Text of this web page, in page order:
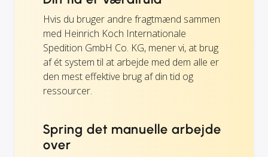
Hvis du bruger andre fragtmænd sammen
med Heinrich Koch Internationale
Spedition GmbH Co. KG, mener vi, at brug
af ét system til at arbejde med dem alle er
den mest effektive brug af din tid og
ressourcer.
Spring det manuelle arbejde
over